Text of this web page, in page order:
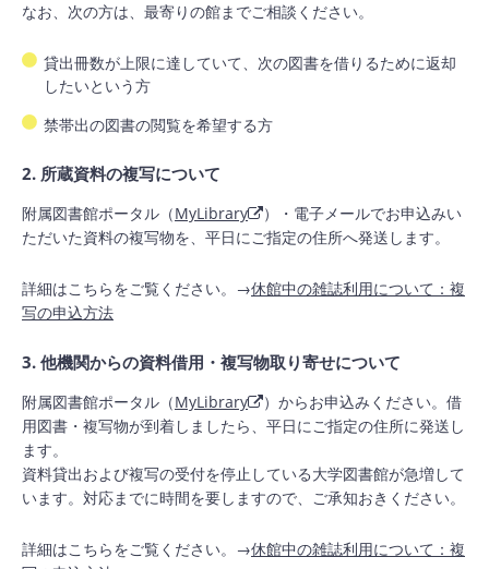
なお、次の方は、最寄りの館までご相談ください。
貸出冊数が上限に達していて、次の図書を借りるために返却
したいという方
禁帯出の図書の閲覧を希望する方
2. 所蔵資料の複写について
附属図書館ポータル（MyLibrary
）・電子メールでお申込みい
ただいた資料の複写物を、平日にご指定の住所へ発送します。
詳細はこちらをご覧ください。→休館中の雑誌利用について：複
写の申込方法
3. 他機関からの資料借用・複写物取り寄せについて
附属図書館ポータル（MyLibrary
）からお申込みください。借
用図書・複写物が到着しましたら、平日にご指定の住所に発送し
ます。
資料貸出および複写の受付を停止している大学図書館が急増して
います。対応までに時間を要しますので、ご承知おきください。
詳細はこちらをご覧ください。→休館中の雑誌利用について：複